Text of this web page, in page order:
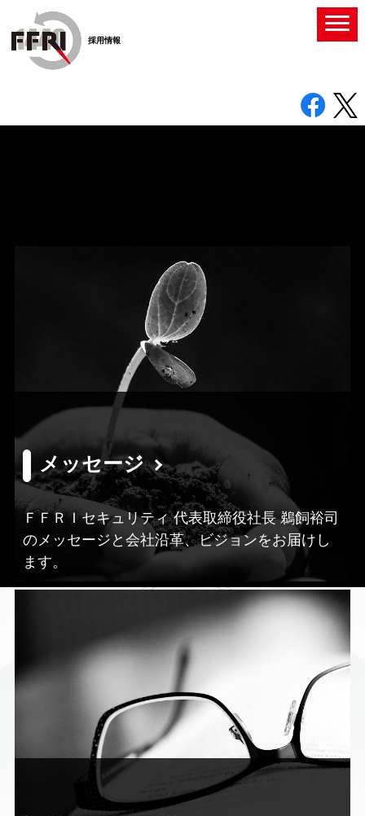
採用情報
メッセージ
ＦＦＲＩセキュリティ 代表取締役社長 鵜飼裕司
のメッセージと会社沿革、ビジョンをお届けし
ます。